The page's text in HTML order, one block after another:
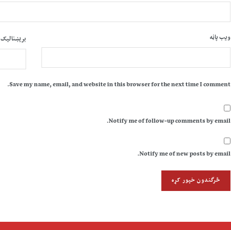
بریښنالیک ویب پاڼه
Save my name, email, and website in this browser for the next time I comment.
Notify me of follow-up comments by email.
Notify me of new posts by email.